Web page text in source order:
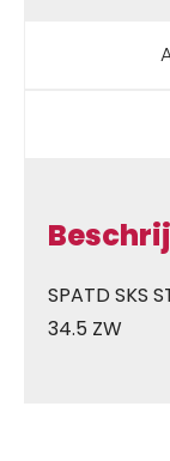
SPATD SKS
34.5 ZW